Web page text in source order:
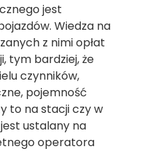
jest
Wiedza na
z nimi opłat
tym bardziej, że
czynników,
pojemność
to na stacji czy w
ustalany na
operatora